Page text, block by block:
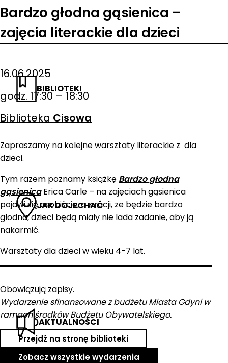
BIBLIOTEKI
JAK DOJECHAĆ
AKTUALNOŚCI
Bardzo głodna gąsienica –
zajęcia literackie dla dzieci
16.06.2025
godz. 17:30 – 18:30
Biblioteka Cisowa
Zapraszamy na kolejne warsztaty literackie z dla
dzieci.
Tym razem poznamy książkę Bardzo głodna
gąsienicaErica Carle – na zajęciach gąsienica
pojawi się osobiście, a z racji, że będzie bardzo
głodna, dzieci będą miały nie lada zadanie, aby ją
nakarmić.
Warsztaty dla dzieci w wieku 4-7 lat.
Obowiązują zapisy.
Wydarzenie sfinansowane z budżetu Miasta Gdyni w
ramach środków Budżetu Obywatelskiego.
Przejdź na stronę biblioteki
Zobacz wszystkie wydarzenia